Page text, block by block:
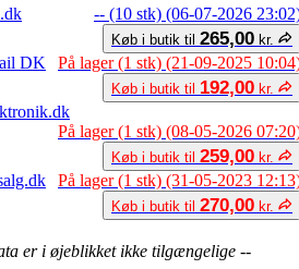
-- (10 stk) (06-07-2026
Køb i butik til 265,00 kr.
På lager (1 stk) (21-09-2025
Køb i butik til 192,00 kr.
På lager (1 stk) (08-05-2026
Køb i butik til 259,00 kr.
På lager (1 stk) (31-05-2023
Køb i butik til 270,00 kr.
er i øjeblikket ikke tilgængelige --